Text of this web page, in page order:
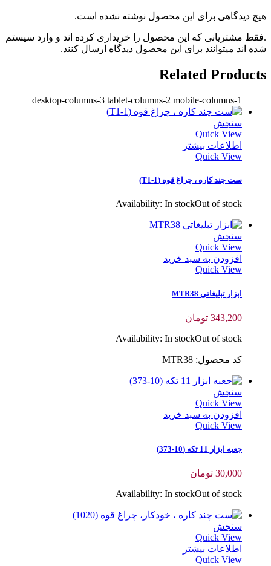
هیچ دیدگاهی برای این محصول نوشته نشده است.
.فقط مشتریانی که این محصول را خریداری کرده اند و وارد سیستم
شده اند میتوانند برای این محصول دیدگاه ارسال کنند.
Related Products
desktop-columns-3 tablet-columns-2 mobile-columns-1
سنجش
Quick View
اطلاعات بیشتر
Quick View
ست چند کاره ، چراغ قوه (T1-1)
Availability: In stockOut of stock
سنجش
Quick View
افزودن به سبد خرید
Quick View
ابزار تبلیغاتی MTR38
343,200 تومان
Availability: In stockOut of stock
کد محصول: MTR38
سنجش
Quick View
افزودن به سبد خرید
Quick View
جعبه ابزار 11 تکه (10-373)
30,000 تومان
Availability: In stockOut of stock
سنجش
Quick View
اطلاعات بیشتر
Quick View